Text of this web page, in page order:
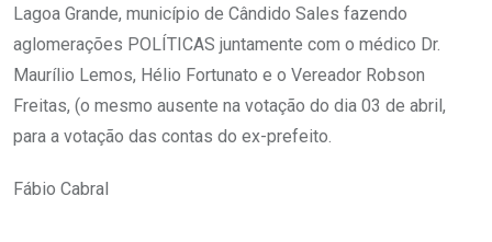
Lagoa Grande, município de Cândido Sales fazendo
aglomerações POLÍTICAS juntamente com o médico Dr.
Maurílio Lemos, Hélio Fortunato e o Vereador Robson
Freitas, (o mesmo ausente na votação do dia 03 de abril,
para a votação das contas do ex-prefeito.
Fábio Cabral